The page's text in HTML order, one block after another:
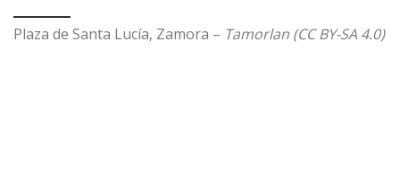
Plaza de Santa Lucía, Zamora – Tamorlan (CC BY-SA 4.0)